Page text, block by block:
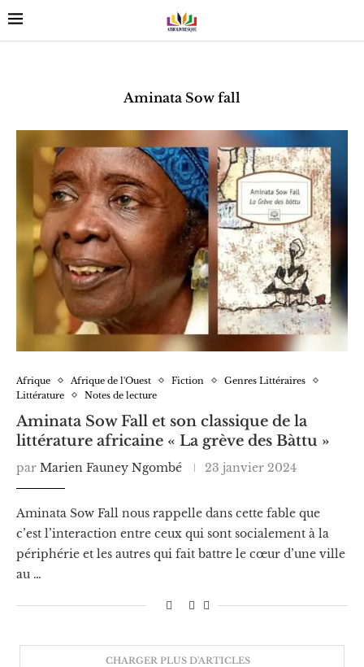
Aminata Sow fall
Afrique Afrique de l'Ouest Fiction
Genres Littéraires
Littérature
Notes de lecture
Aminata Sow Fall et son classique de la
littérature africaine « La grève des Bàttu »
par Marien Fauney Ngombé 23 janvier 2024
Aminata Sow Fall nous rappelle dans cette fable que
c’est l’interaction entre ceux qui sont socialement à la
périphérie et les autres qui fait battre le cœur d’une ville
au …
CHARGER PLUS D'ARTICLES